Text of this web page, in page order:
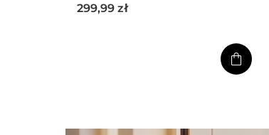
2 poszewkami 70x80
299,99 zł